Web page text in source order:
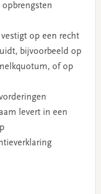
op een recht
bijvoorbeeld op
of op
levert in een